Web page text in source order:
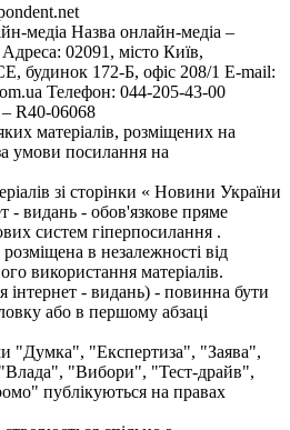
медіа Назва онлайн-медіа –
02091, місто Київ,
172-Б, офіс 208/1 E-mail:
Телефон: 044-205-43-00
– R40-06068
матеріалів, розміщених на
умови посилання на
зі сторінки « Новини України
- видань - обов'язкове пряме
систем гіперпосилання .
в незалежності від
використання матеріалів.
інтернет - видань) - повинна бути
або в першому абзаці
"Думка", "Експертиза", "Заява",
"Вибори", "Тест-драйв",
публікуються на правах